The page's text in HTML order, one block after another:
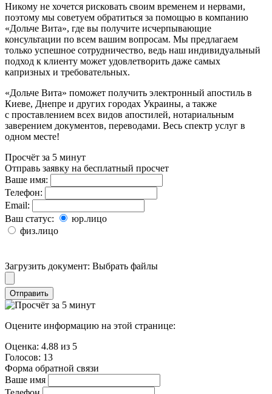
Никому не хочется рисковать своим временем и нервами,
поэтому мы советуем обратиться за помощью в компанию
«Дольче Вита», где вы получите исчерпывающие
консультации по всем вашим вопросам. Мы предлагаем
только успешное сотрудничество, ведь наш индивидуальный
подход к клиенту может удовлетворить даже самых
капризных и требовательных.
«Дольче Вита» поможет получить электронный апостиль в
Киеве, Днепре и других городах Украины, а также
с проставлением всех видов апостилей, нотариальным
заверением документов, переводами. Весь спектр услуг в
одном месте!
Просчёт за 5 минут
Отправь заявку на бесплатный просчет
Ваше имя:
Телефон:
Email:
Ваш статус:
юр.лицо
физ.лицо
Загрузить документ: Выбрать файлы
Отправить
Оцените информацию на этой странице:
Оценка: 4.88 из 5
Голосов: 13
Форма обратной связи
Ваше имя